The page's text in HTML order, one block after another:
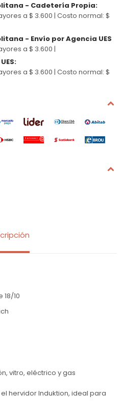
- Cadetería Propia:
a $ 3.600 | Costo normal: $
- Envío por Agencia UES
a $ 3.600 |
:
a $ 3.600 | Costo normal: $
10
vitro, eléctrico y gas
hervidor Induktion, ideal para